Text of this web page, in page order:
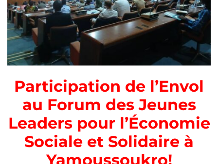
Participation de l’Envol
au Forum des Jeunes
Leaders pour l’Économie
Sociale et Solidaire à
Yamoussoukro!